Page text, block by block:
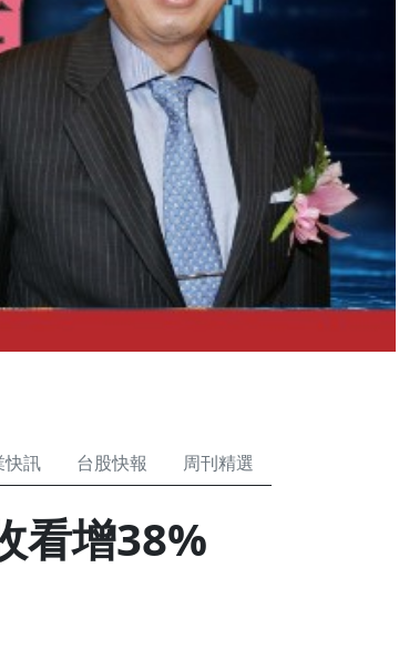
快訊 台股快報 周刊精選
看增38%